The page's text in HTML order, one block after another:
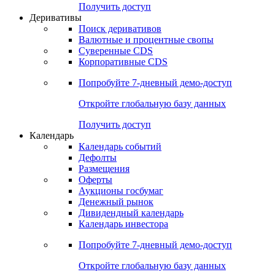
Получить доступ
Деривативы
Поиск деривативов
Валютные и процентные свопы
Суверенные CDS
Корпоративные CDS
Попробуйте 7-дневный демо-доступ
Откройте глобальную базу данных
Получить доступ
Календарь
Календарь событий
Дефолты
Размещения
Оферты
Аукционы госбумаг
Денежный рынок
Дивидендный календарь
Календарь инвестора
Попробуйте 7-дневный демо-доступ
Откройте глобальную базу данных